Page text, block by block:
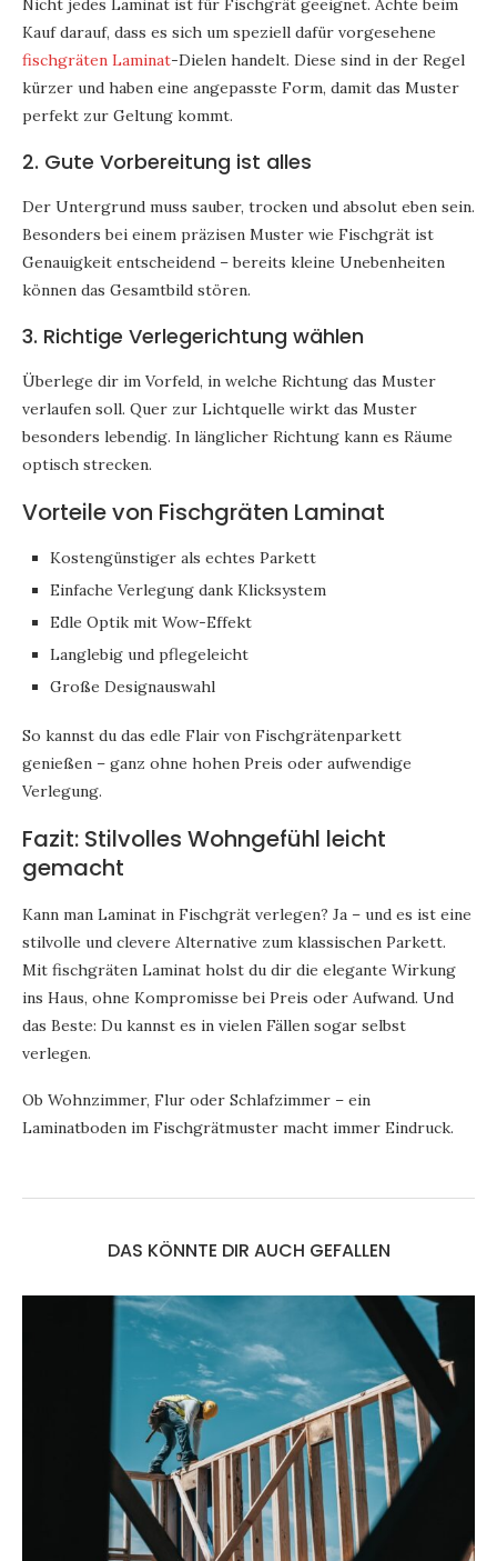
Nicht jedes Laminat ist für Fischgrät geeignet. Achte beim
Kauf darauf, dass es sich um speziell dafür vorgesehene
fischgräten Laminat-Dielen handelt. Diese sind in der Regel
kürzer und haben eine angepasste Form, damit das Muster
perfekt zur Geltung kommt.
2. Gute Vorbereitung ist alles
Der Untergrund muss sauber, trocken und absolut eben sein.
Besonders bei einem präzisen Muster wie Fischgrät ist
Genauigkeit entscheidend – bereits kleine Unebenheiten
können das Gesamtbild stören.
3. Richtige Verlegerichtung wählen
Überlege dir im Vorfeld, in welche Richtung das Muster
verlaufen soll. Quer zur Lichtquelle wirkt das Muster
besonders lebendig. In länglicher Richtung kann es Räume
optisch strecken.
Vorteile von Fischgräten Laminat
Kostengünstiger als echtes Parkett
Einfache Verlegung dank Klicksystem
Edle Optik mit Wow-Effekt
Langlebig und pflegeleicht
Große Designauswahl
So kannst du das edle Flair von Fischgrätenparkett
genießen – ganz ohne hohen Preis oder aufwendige
Verlegung.
Fazit: Stilvolles Wohngefühl leicht
gemacht
Kann man Laminat in Fischgrät verlegen? Ja – und es ist eine
stilvolle und clevere Alternative zum klassischen Parkett.
Mit fischgräten Laminat holst du dir die elegante Wirkung
ins Haus, ohne Kompromisse bei Preis oder Aufwand. Und
das Beste: Du kannst es in vielen Fällen sogar selbst
verlegen.
Ob Wohnzimmer, Flur oder Schlafzimmer – ein
Laminatboden im Fischgrätmuster macht immer Eindruck.
DAS KÖNNTE DIR AUCH GEFALLEN